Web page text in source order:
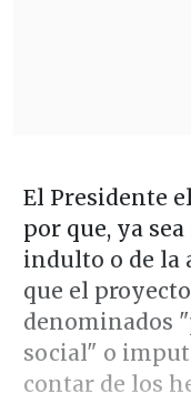
El Presidente
por que, ya
indulto o de la
que el
denominados
social" o
contar de los